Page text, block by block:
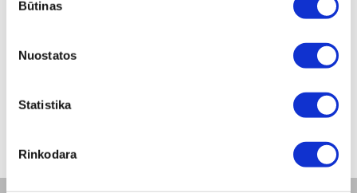
pasirinkimas
Būtinas
Nuostatos
Statistika
Rinkodara
nuo -5% iki -40%